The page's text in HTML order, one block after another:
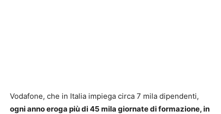
Vodafone, che in Italia impiega circa 7 mila dipendenti,
ogni anno eroga più di 45 mila giornate di formazione, in